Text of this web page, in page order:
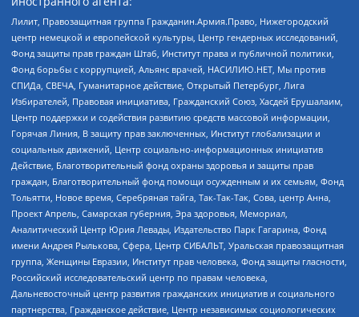
Лилит, Правозащитная группа Гражданин.Армия.Право, Нижегородский
центр немецкой и европейской культуры, Центр гендерных исследований,
Фонд защиты прав граждан Штаб, Институт права и публичной политики,
Фонд борьбы с коррупцией, Альянс врачей, НАСИЛИЮ.НЕТ, Мы против
СПИДа, СВЕЧА, Гуманитарное действие, Открытый Петербург, Лига
Избирателей, Правовая инициатива, Гражданский Союз, Хасдей Ерушалаим,
Центр поддержки и содействия развитию средств массовой информации,
Горячая Линия, В защиту прав заключенных, Институт глобализации и
социальных движений, Центр социально-информационных инициатив
Действие, Благотворительный фонд охраны здоровья и защиты прав
граждан, Благотворительный фонд помощи осужденным и их семьям, Фонд
Тольятти, Новое время, Серебряная тайга, Так-Так-Так, Сова, центр Анна,
Проект Апрель, Самарская губерния, Эра здоровья, Мемориал,
Аналитический Центр Юрия Левады, Издательство Парк Гагарина, Фонд
имени Андрея Рылькова, Сфера, Центр СИБАЛЬТ, Уральская правозащитная
группа, Женщины Евразии, Институт прав человека, Фонд защиты гласности,
Российский исследовательский центр по правам человека,
Дальневосточный центр развития гражданских инициатив и социального
партнерства, Гражданское действие, Центр независимых социологических